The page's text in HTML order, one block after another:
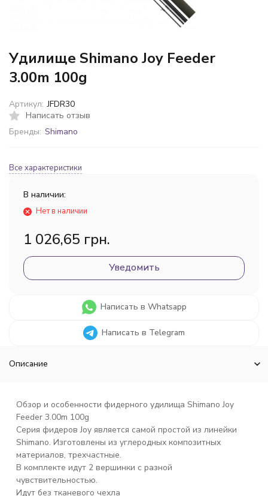
Удилище Shimano Joy Feeder
3.00m 100g
Написать отзыв
Бренды: Shimano
Артикул: JFDR30
Все характеристики
В наличии:
Нет в наличии
1 026,65 грн.
Уведомить
Написать в Whatsapp
Написать в Telegram
Описание
Обзор и особенности фидерного удилища Shimano Joy
Feeder 3.00m 100g
Серия фидеров Joy является самой простой из линейки
Shimano. Изготовлены из углеродных композитных
материалов, трехчастные.
В комплекте идут 2 вершинки с разной
чувствительностью.
Идут без тканевого чехла